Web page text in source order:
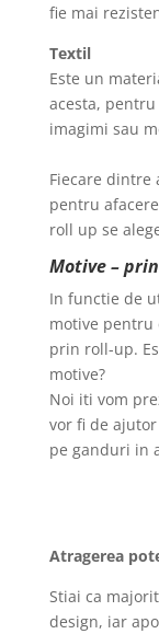
fie mai
Textil
Este un
acesta,
imagimi sau
Fiecare dintre
pentru
roll up se
Motive –
In functie de
motive pentru
prin roll-up.
motive?
Noi iti vom
vor fi de
pe ganduri in
Atragerea
Stiai ca
design, iar